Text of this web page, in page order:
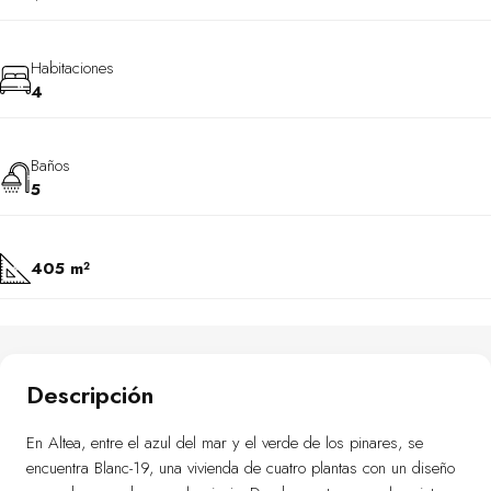
Habitaciones
4
Baños
5
405 m²
Descripción
En Altea, entre el azul del mar y el verde de los pinares, se
encuentra Blanc-19, una vivienda de cuatro plantas con un diseño